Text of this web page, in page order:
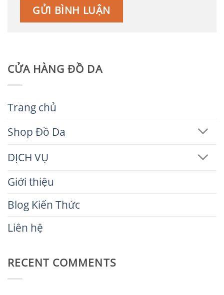
CỬA HÀNG ĐỒ DA
Trang chủ
Shop Đồ Da
DỊCH VỤ
Giới thiệu
Blog Kiến Thức
Liên hệ
RECENT COMMENTS